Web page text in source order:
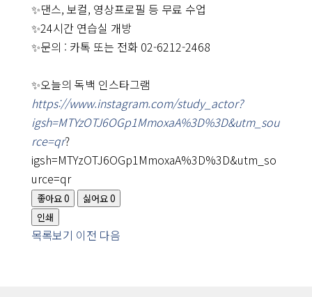
강
사
소
개
커
뮤
니
티
운
영
안
내
✨댄스, 보컬, 영상프로필 등 무료 수업
✨24시간 연습실 개방
✨문의 : 카톡 또는 전화 02-6212-2468
✨오늘의 독백 인스타그램
https://www.instagram.com/study_actor?
igsh=MTYzOTJ6OGp1MmoxaA%3D%3D&utm_sou
rce=qr?
igsh=MTYzOTJ6OGp1MmoxaA%3D%3D&utm_so
urce=qr
좋아요0 싫어요0
인쇄
목록보기 이전 다음